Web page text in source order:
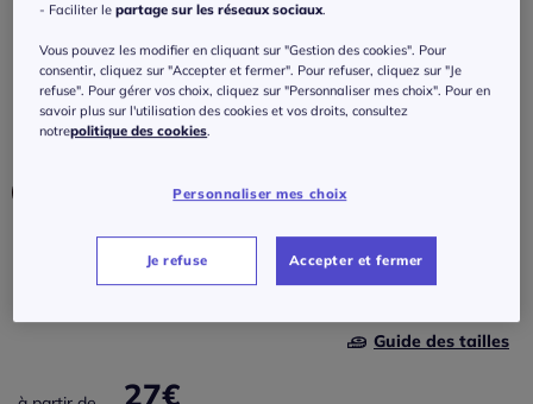
Couleur :2x noir
Choisir une couleur :
Guide des tailles
27€
- Faciliter lepartage sur les réseaux sociaux.
Vous pouvez les modifier en cliquant sur "Gestion des cookies". Pour
consentir, cliquez sur "Accepter et fermer". Pour refuser, cliquez sur "Je
refuse". Pour gérer vos choix, cliquez sur "Personnaliser mes choix". Pour en
savoir plus sur l'utilisation des cookies et vos droits, consultez
notrepolitique des cookies.
Personnaliser mes choix
Je refuse Accepter et fermer